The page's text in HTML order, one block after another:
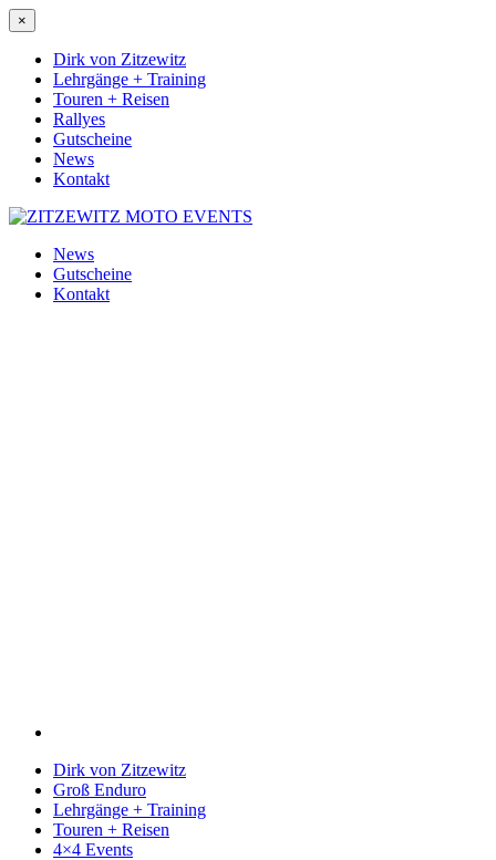
×
Dirk von Zitzewitz
Lehrgänge + Training
Touren + Reisen
Rallyes
Gutscheine
News
Kontakt
News
Gutscheine
Kontakt
Dirk von Zitzewitz
Groß Enduro
Lehrgänge + Training
Touren + Reisen
4×4 Events